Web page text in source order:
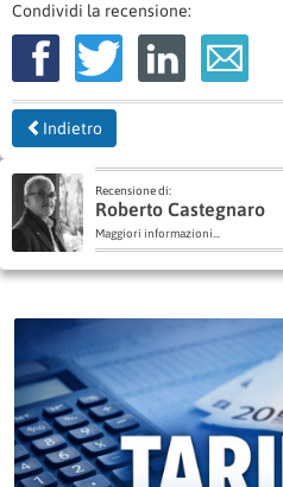
Condividi la recensione:
Indietro
Recensione di:
Roberto Castegnaro
Maggiori informazioni...